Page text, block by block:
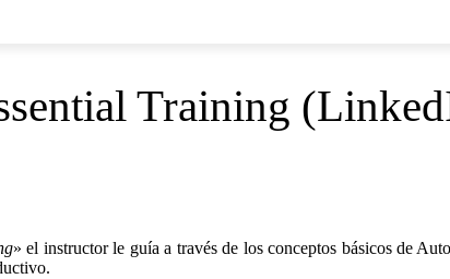
Training
» el instructor le guía a través de los conceptos básicos de